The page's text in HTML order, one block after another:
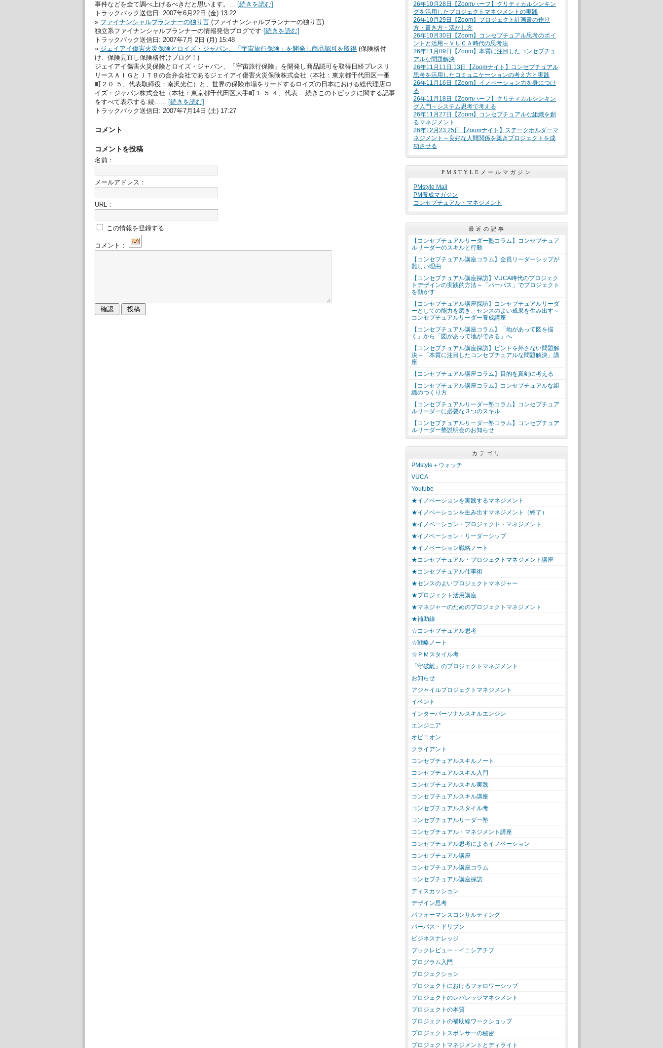
事件などを全て調べ上げるべきだと思います。... [続きを読む]
トラックバック送信日: 2007年6月22日 (金) 13:22
» ファイナンシャルプランナーの独り言 (ファイナンシャルプランナーの独り言)
独立系ファイナンシャルプランナーの情報発信ブログです [続きを読む]
トラックバック送信日: 2007年7月 2日 (月) 15:48
» ジェイアイ傷害火災保険とロイズ・ジャパン、「宇宙旅行保険」を開発し商品認可を取得 (保険格付
け、保険見直し保険格付けブログ！)
ジェイアイ傷害火災保険とロイズ・ジャパン、「宇宙旅行保険」を開発し商品認可を取得日経プレスリ
リースＡＩＧとＪＴＢの合弁会社であるジェイアイ傷害火災保険株式会社（本社：東京都千代田区一番
町２０ ５、代表取締役：南沢光仁）と、世界の保険市場をリードするロイズの日本における総代理店ロ
イズ・ジャパン株式会社（本社：東京都千代田区大手町１ ５ ４、代表 ...続きこのトピックに関する記事
をすべて表示する:続...... [続きを読む]
トラックバック送信日: 2007年7月14日 (土) 17:27
コメント
コメントを投稿
名前：
メールアドレス：
URL：
この情報を登録する
コメント：
26年10月28日【Zoomハーフ】クリティカルシンキン
グを活用したプロジェクトマネジメントの実践
26年10月29日【Zoom】プロジェクト計画書の作り
方・書き方・活かし方
26年10月30日【Zoom】コンセプチュアル思考のポイ
ントと活用～ＶＵＣＡ時代の思考法
26年11月09日【Zoom】本質に注目したコンセプチュ
アルな問題解決
26年11月11日,13日【Zoomナイト】コンセプチュアル
思考を活用したコミュニケーションの考え方と実践
26年11月16日【Zoom】イノベーション力を身につけ
る
26年11月18日【Zoomハーフ】クリティカルシンキン
グ入門～システム思考で考える
26年11月27日【Zoom】コンセプチュアルな組織を創
るマネジメント
26年12月23,25日【Zoomナイト】ステークホルダーマ
ネジメント～良好な人間関係を築きプロジェクトを成
功させる
PMSTYLEメールマガジン
PMstyle Mail
PM養成マガジン
コンセプチュアル・マネジメント
最近の記事
【コンセプチュアルリーダー塾コラム】コンセプチュア
ルリーダーのスキルと行動
【コンセプチュアル講座コラム】全員リーダーシップが
難しい理由
【コンセプチュアル講座探訪】VUCA時代のプロジェク
トデザインの実践的方法～「パーパス」でプロジェクト
を動かす
【コンセプチュアル講座探訪】コンセプチュアルリーダ
ーとしての能力を磨き、センスのよい成果を生み出す～
コンセプチュアルリーダー養成講座
【コンセプチュアル講座コラム】「地があって図を描
く」から「図があって地ができる」へ
【コンセプチュアル講座探訪】ピントを外さない問題解
決～「本質に注目したコンセプチュアルな問題解決」講
座
【コンセプチュアル講座コラム】目的を真剣に考える
【コンセプチュアル講座コラム】コンセプチュアルな組
織のつくり方
【コンセプチュアルリーダー塾コラム】コンセプチュア
ルリーダーに必要な３つのスキル
【コンセプチュアルリーダー塾コラム】コンセプチュア
ルリーダー塾説明会のお知らせ
カテゴリ
PMstyle＋ウォッチ
VUCA
Youtube
★イノベーションを実践するマネジメント
★イノベーションを生み出すマネジメント（終了）
★イノベーション・プロジェクト・マネジメント
★イノベーション・リーダーシップ
★イノベーション戦略ノート
★コンセプチュアル・プロジェクトマネジメント講座
★コンセプチュアル仕事術
★センスのよいプロジェクトマネジャー
★プロジェクト活用講座
★マネジャーのためのプロジェクトマネジメント
★補助線
☆コンセプチュアル思考
☆戦略ノート
☆ＰＭスタイル考
「守破離」のプロジェクトマネジメント
お知らせ
アジャイルプロジェクトマネジメント
イベント
インターパーソナルスキルエンジン
エンジニア
オピニオン
クライアント
コンセプチュアルスキルノート
コンセプチュアルスキル入門
コンセプチュアルスキル実践
コンセプチュアルスキル講座
コンセプチュアルスタイル考
コンセプチュアルリーダー塾
コンセプチュアル・マネジメント講座
コンセプチュアル思考によるイノベーション
コンセプチュアル講座
コンセプチュアル講座コラム
コンセプチュアル講座探訪
ディスカッション
デザイン思考
パフォーマンスコンサルティング
パーパス・ドリブン
ビジネスナレッジ
ブックレビュー・イニシアチブ
プログラム入門
プロジェクション
プロジェクトにおけるフォロワーシップ
プロジェクトのレバレッジマネジメント
プロジェクトの本質
プロジェクトの補助線ワークショップ
プロジェクトスポンサーの秘密
プロジェクトマネジメントとディライト